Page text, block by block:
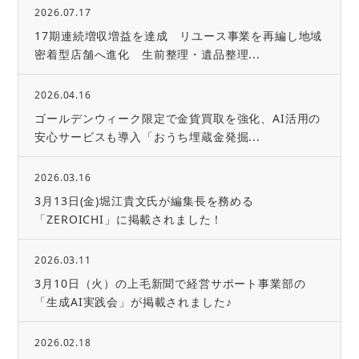
2026.07.17
17期連続増収増益を達成 リユース事業を再編し地域
密着型店舗へ進化 生前整理・遺品整理...
2026.04.16
ゴールデンウィーク限定で金貨買取を強化、AI活用の
安心サービスも導入「おうち埋蔵金発掘...
2026.03.16
3月13日(金)堀江貴文氏が編集長を務める
「ZEROICHI」に掲載されました！
2026.03.11
3月10日（火）の上毛新聞で経営サポート事業部の
「生成AI実践会」が掲載されました♪
2026.02.18